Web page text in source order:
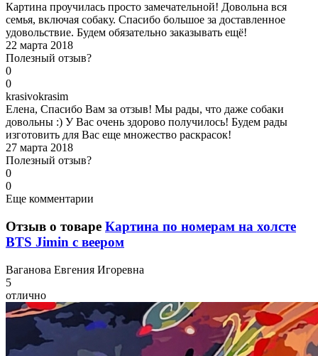
Картина проучилась просто замечательной! Довольна вся
семья, включая собаку. Спасибо большое за доставленное
удовольствие. Будем обязательно заказывать ещё!
22 марта 2018
Полезный отзыв?
0
0
krasivokrasim
Елена, Спасибо Вам за отзыв! Мы рады, что даже собаки
довольны :) У Вас очень здорово получилось! Будем рады
изготовить для Вас еще множество раскрасок!
27 марта 2018
Полезный отзыв?
0
0
Еще комментарии
Отзыв о товаре Картина по номерам на холсте
BTS Jimin с веером
Ваганова Евгения Игоревна
5
отлично